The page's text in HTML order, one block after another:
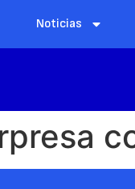
Noticias